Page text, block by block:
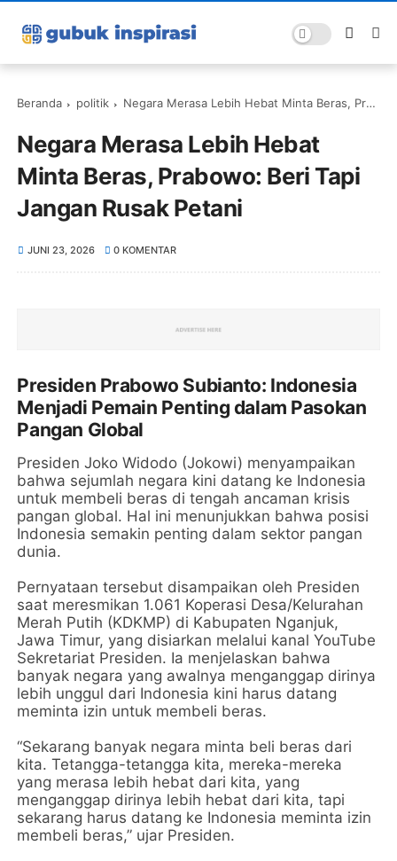
Beranda politik Negara Merasa Lebih Hebat Minta Beras, Prabowo: Beri Tapi Jangan Rusak Petani
Negara Merasa Lebih Hebat
Minta Beras, Prabowo: Beri Tapi
Jangan Rusak Petani
JUNI 23, 2026 0 KOMENTAR
Presiden Prabowo Subianto: Indonesia
Menjadi Pemain Penting dalam Pasokan
Pangan Global
Presiden Joko Widodo (Jokowi) menyampaikan
bahwa sejumlah negara kini datang ke Indonesia
untuk membeli beras di tengah ancaman krisis
pangan global. Hal ini menunjukkan bahwa posisi
Indonesia semakin penting dalam sektor pangan
dunia.
Pernyataan tersebut disampaikan oleh Presiden
saat meresmikan 1.061 Koperasi Desa/Kelurahan
Merah Putih (KDKMP) di Kabupaten Nganjuk,
Jawa Timur, yang disiarkan melalui kanal YouTube
Sekretariat Presiden. Ia menjelaskan bahwa
banyak negara yang awalnya menganggap dirinya
lebih unggul dari Indonesia kini harus datang
meminta izin untuk membeli beras.
“Sekarang banyak negara minta beli beras dari
kita. Tetangga-tetangga kita, mereka-mereka
yang merasa lebih hebat dari kita, yang
menganggap dirinya lebih hebat dari kita, tapi
sekarang harus datang ke Indonesia meminta izin
membeli beras,” ujar Presiden.